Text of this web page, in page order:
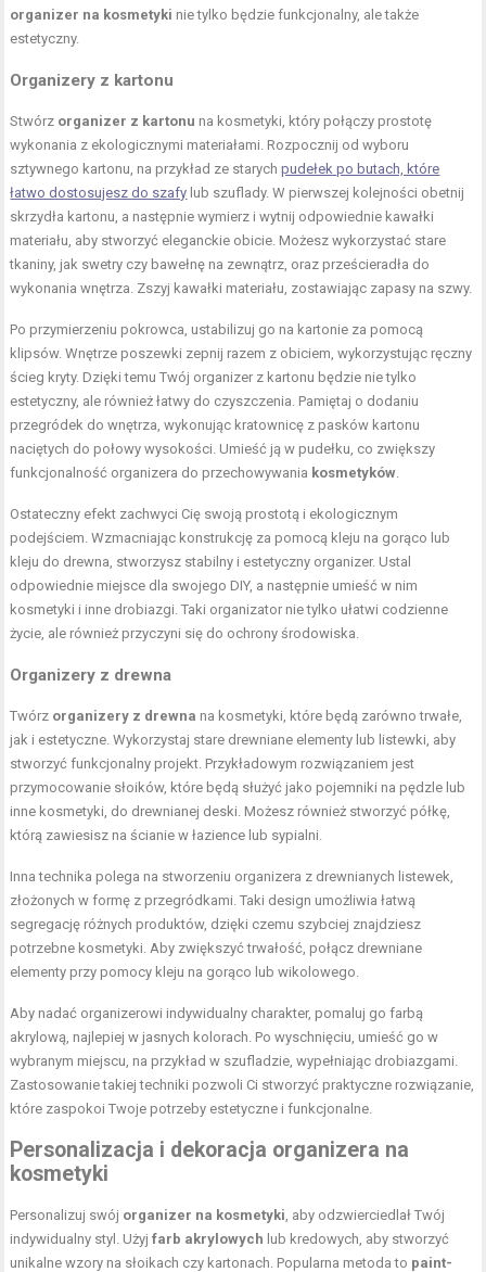
organizer na kosmetyki nie tylko będzie funkcjonalny, ale także
estetyczny.
Organizery z kartonu
Stwórz organizer z kartonu na kosmetyki, który połączy prostotę
wykonania z ekologicznymi materiałami. Rozpocznij od wyboru
sztywnego kartonu, na przykład ze starychpudełek po butach, które
łatwo dostosujesz do szafy lub szuflady. W pierwszej kolejności obetnij
skrzydła kartonu, a następnie wymierz i wytnij odpowiednie kawałki
materiału, aby stworzyć eleganckie obicie. Możesz wykorzystać stare
tkaniny, jak swetry czy bawełnę na zewnątrz, oraz prześcieradła do
wykonania wnętrza. Zszyj kawałki materiału, zostawiając zapasy na szwy.
Po przymierzeniu pokrowca, ustabilizuj go na kartonie za pomocą
klipsów. Wnętrze poszewki zepnij razem z obiciem, wykorzystując ręczny
ścieg kryty. Dzięki temu Twój organizer z kartonu będzie nie tylko
estetyczny, ale również łatwy do czyszczenia. Pamiętaj o dodaniu
przegródek do wnętrza, wykonując kratownicę z pasków kartonu
naciętych do połowy wysokości. Umieść ją w pudełku, co zwiększy
funkcjonalność organizera do przechowywania kosmetyków
Ostateczny efekt zachwyci Cię swoją prostotą i ekologicznym
podejściem. Wzmacniając konstrukcję za pomocą kleju na gorąco lub
kleju do drewna, stworzysz stabilny i estetyczny organizer. Ustal
odpowiednie miejsce dla swojego DIY, a następnie umieść w nim
kosmetyki i inne drobiazgi. Taki organizator nie tylko ułatwi codzienne
życie, ale również przyczyni się do ochrony środowiska.
Organizery z drewna
Twórz organizery z drewna na kosmetyki, które będą zarówno trwałe,
jak i estetyczne. Wykorzystaj stare drewniane elementy lub listewki, aby
stworzyć funkcjonalny projekt. Przykładowym rozwiązaniem jest
przymocowanie słoików, które będą służyć jako pojemniki na pędzle lub
inne kosmetyki, do drewnianej deski. Możesz również stworzyć półkę,
którą zawiesisz na ścianie w łazience lub sypialni.
Inna technika polega na stworzeniu organizera z drewnianych listewek,
złożonych w formę z przegródkami. Taki design umożliwia łatwą
segregację różnych produktów, dzięki czemu szybciej znajdziesz
potrzebne kosmetyki. Aby zwiększyć trwałość, połącz drewniane
elementy przy pomocy kleju na gorąco lub wikolowego.
Aby nadać organizerowi indywidualny charakter, pomaluj go farbą
akrylową, najlepiej w jasnych kolorach. Po wyschnięciu, umieść go w
wybranym miejscu, na przykład w szufladzie, wypełniając drobiazgami.
Zastosowanie takiej techniki pozwoli Ci stworzyć praktyczne rozwiązanie,
które zaspokoi Twoje potrzeby estetyczne i funkcjonalne.
Personalizacja i dekoracja organizera na
kosmetyki
Personalizuj swój organizer na kosmetyki , aby odzwierciedlał Twój
indywidualny styl. Użyjfarb akrylowych lub kredowych, aby stworzyć
unikalne wzory na słoikach czy kartonach. Popularna metoda to paint-